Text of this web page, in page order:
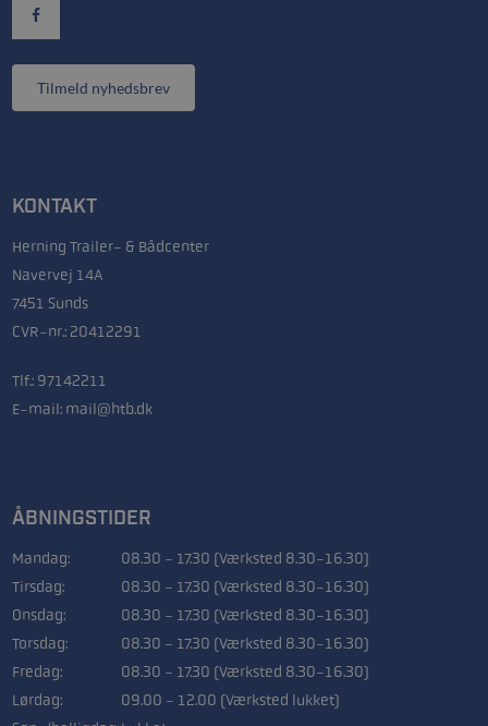
Tilmeld nyhedsbrev
KONTAKT
Herning Trailer- & Bådcenter
Navervej 14A
7451 Sunds
CVR-nr.: 20412291
Tlf.: 97142211
E-mail: mail@htb.dk
ÅBNINGSTIDER
Mandag:
08.30 - 17.30 (Værksted 8.30-16.30)
Tirsdag:
08.30 - 17.30 (Værksted 8.30-16.30)
Onsdag:
08.30 - 17.30 (Værksted 8.30-16.30)
Torsdag:
08.30 - 17.30 (Værksted 8.30-16.30)
Fredag:
08.30 - 17.30 (Værksted 8.30-16.30)
Lørdag:
09.00 - 12.00 (Værksted lukket)